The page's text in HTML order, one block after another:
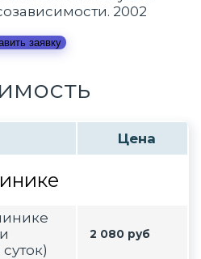
2002
заявку
Цена
2 080 руб